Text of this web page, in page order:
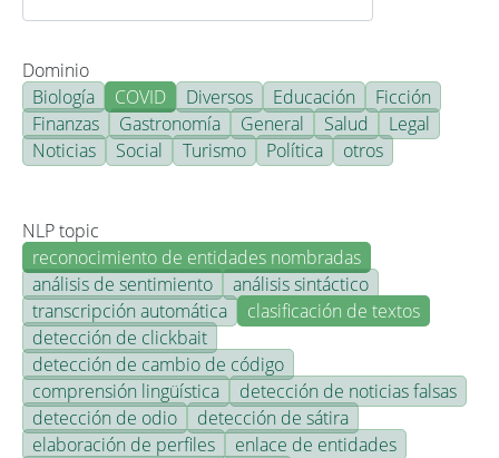
Dominio
Biología
COVID Diversos Educación
Ficción
Finanzas
Gastronomía General Salud
Legal
Noticias
Social Turismo Política otros
NLP topic
reconocimiento de entidades nombradas
análisis de sentimiento
análisis sintáctico
transcripción automática
clasificación de textos
detección de clickbait
detección de cambio de código
comprensión lingüística
detección de noticias falsas
detección de odio
detección de sátira
elaboración de perfiles
enlace de entidades